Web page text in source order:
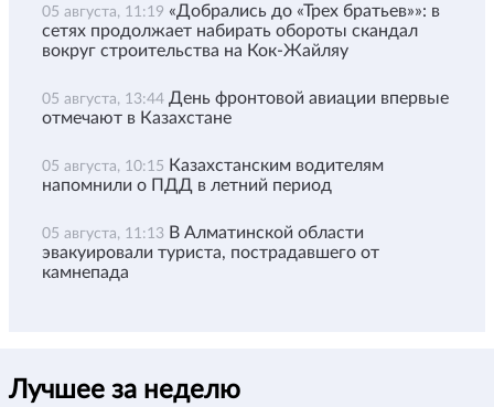
05 августа, 11:19 «Добрались до «Трех братьев»»: в
сетях продолжает набирать обороты скандал
вокруг строительства на Кок-Жайляу
05 августа, 13:44 День фронтовой авиации впервые
отмечают в Казахстане
05 августа, 10:15 Казахстанским водителям
напомнили о ПДД в летний период
05 августа, 11:13 В Алматинской области
эвакуировали туриста, пострадавшего от
камнепада
Лучшее за неделю